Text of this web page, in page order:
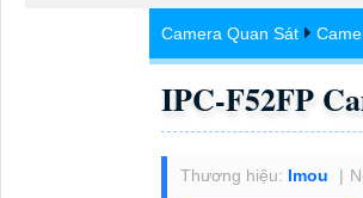
Camera Quan Sát
IPC-F52FP
Thương hiệu: Imou